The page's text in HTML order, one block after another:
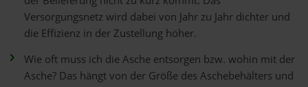
Versorgungsnetz wird dabei von Jahr zu Jahr dichter und
die Effizienz in der Zustellung höher.
Wie oft muss ich die Asche entsorgen bzw. wohin mit der
Asche? Das hängt von der Größe des Aschebehälters und